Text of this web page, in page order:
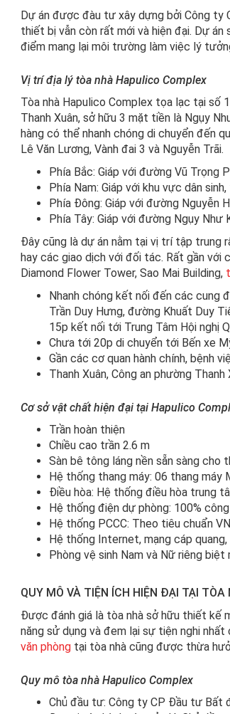
Dự án được đàu tư xây dựng bởi Công ty
thiết bị vẫn còn rất mới và hiện đại. Dự
điểm mang lại môi trường làm việc lý
Vị trí địa lý tòa nhà Hapulico Complex
Tòa nhà Hapulico Complex tọa lạc tại số
Thanh Xuân, sở hữu 3 mặt tiền là Ngụy
hàng có thể nhanh chóng di chuyển đến
Lê Văn Lương, Vành đai 3 và Nguyễn Trãi.
Phía Bắc: Giáp với đường Vũ Trọng
Phía Nam: Giáp với khu vực dân
Phía Đông: Giáp với đường Nguyễn
Phía Tây: Giáp với đường Ngụy Như
Đây cũng là dự án nằm tại vị trí tập trung
hay các giao dịch với đối tác. Rất gần với
Diamond Flower Tower, Sao Mai Building,
Nhanh chóng kết nối đến các cung
Trần Duy Hưng, đường Khuất Duy
15p kết nối tới Trung Tâm Hội nghị
Chưa tới 20p di chuyển tới Bến xe
Gần các cơ quan hành chính, bệnh
Thanh Xuân, Công an phường Thanh
Cơ sở vật chất hiện đại tại Hapulico
Trần hoàn thiện
Chiều cao trần 2.6 m
Sàn bê tông láng nền sẵn sàng cho
Hệ thống thang máy: 06 thang
Điều hòa: Hệ thống điều hòa trung
Hệ thống điện dự phòng: 100%
Hệ thống PCCC: Theo tiêu chuẩn
Hệ thống Internet, mạng cáp
Phòng vệ sinh Nam và Nữ riêng biệt
QUY MÔ VÀ TIỆN ÍCH HIỆN ĐẠI TẠI
Được đánh giá là tòa nhà sở hữu thiết kế
năng sử dụng và đem lại sự tiện nghi
văn phòng tại tòa nhà cũng được thừa
Quy mô tòa nhà Hapulico Complex
Chủ đầu tư: Công ty CP Đầu tư Bất